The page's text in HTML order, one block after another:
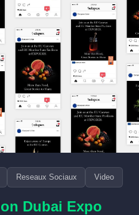
Reseaux Sociaux Video
Dubai Expo